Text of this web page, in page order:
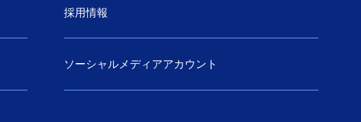
採用情報
ソーシャルメディアアカウント